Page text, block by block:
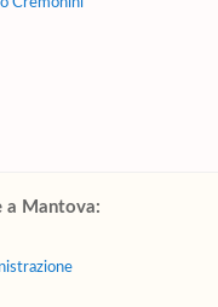
Mantova: